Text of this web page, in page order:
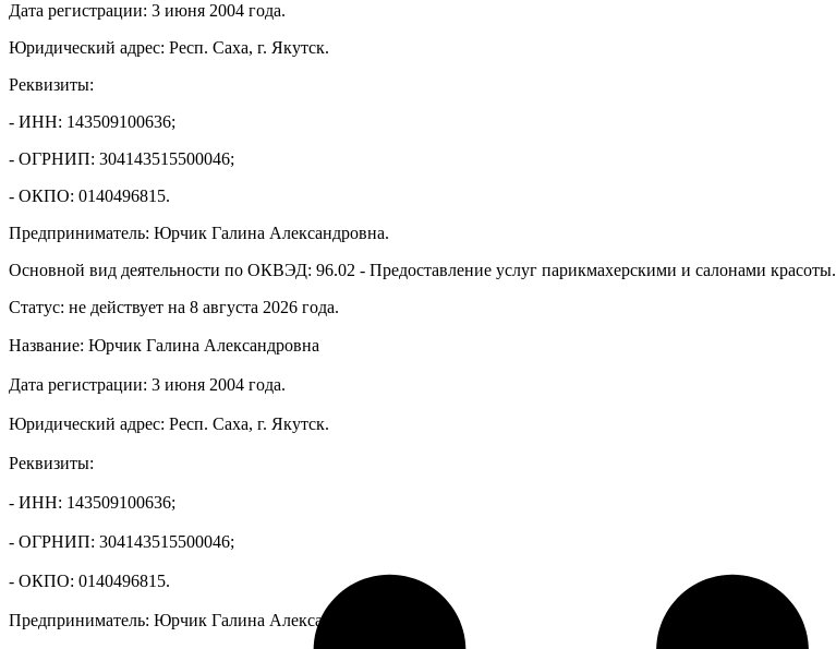
Дата регистрации: 3 июня 2004 года.
Юридический адрес: Респ. Саха, г. Якутск.
Реквизиты:
- ИНН: 143509100636;
- ОГРНИП: 304143515500046;
- ОКПО: 0140496815.
Предприниматель: Юрчик Галина Александровна.
Основной вид деятельности по ОКВЭД: 96.02 - Предоставление услуг парикмахерскими и салонами красоты.
Статус: не действует на 8 августа 2026 года.
Название: Юрчик Галина Александровна
Дата регистрации: 3 июня 2004 года.
Юридический адрес: Респ. Саха, г. Якутск.
Реквизиты:
- ИНН: 143509100636;
- ОГРНИП: 304143515500046;
- ОКПО: 0140496815.
Предприниматель: Юрчик Галина Александровна.